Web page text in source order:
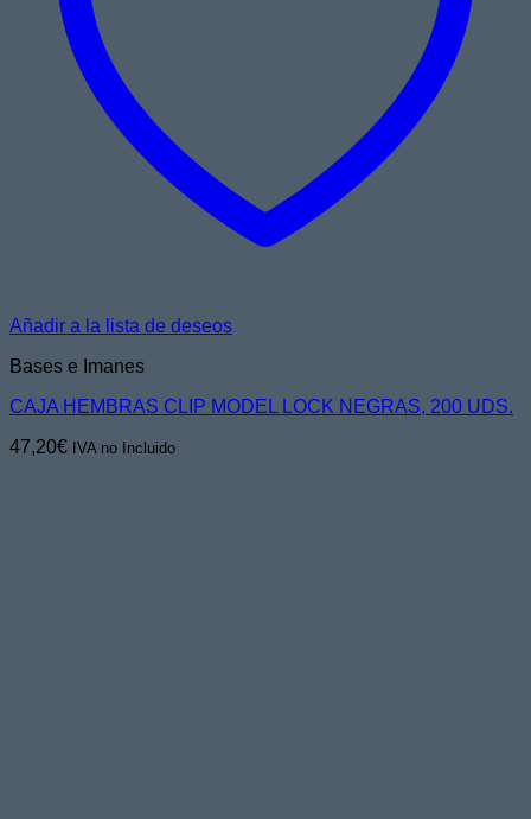
Añadir a la lista de deseos
Bases e Imanes
CAJA HEMBRAS CLIP MODEL LOCK NEGRAS, 200 UDS.
47,20€ IVA no Incluido